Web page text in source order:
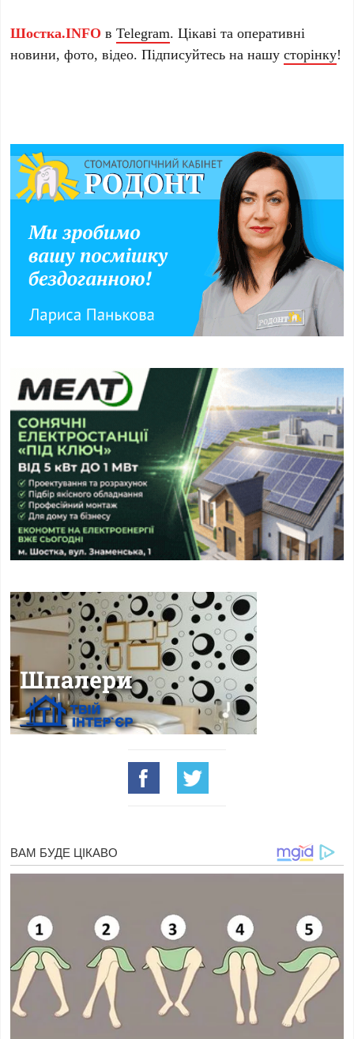
Шостка.INFO вTelegram. Цікаві та оперативні
новини, фото, відео. Підписуйтесь на нашусторінку!